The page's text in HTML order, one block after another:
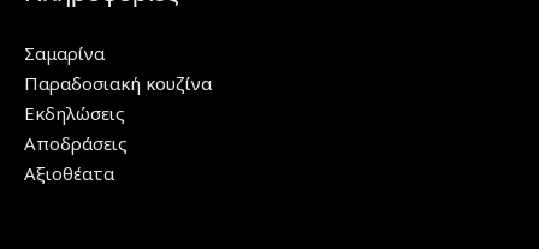
Σαμαρίνα
Παραδοσιακή κουζίνα
Εκδηλώσεις
Αποδράσεις
Αξιοθέατα